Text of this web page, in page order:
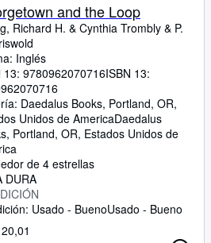
and the Loop
Richard H. & Cynthia Trombly & P.
Inglés
13: 9780962070716ISBN 13:
Daedalus Books, Portland, OR,
Unidos de AmericaDaedalus
, Portland, OR, Estados Unidos de
de 4 estrellas
DURA
Usado - BuenoUsado - Bueno